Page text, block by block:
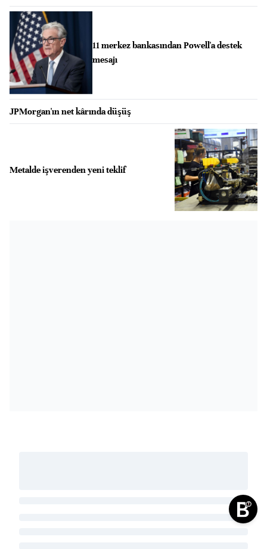
11 merkez bankasından Powell'a destek
mesajı
JPMorgan'ın net kârında düşüş
Metalde işverenden yeni teklif